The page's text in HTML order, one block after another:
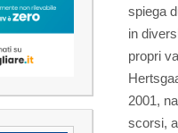
spiega
in
propri
2001,
scorsi,